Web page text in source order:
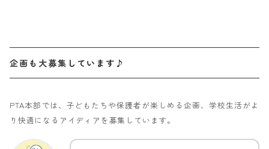
企画も大募集しています♪
PTA本部では、子どもたちや保護者が楽しめる企画、学校生活がよ
り快適になるアイディアを募集しています。